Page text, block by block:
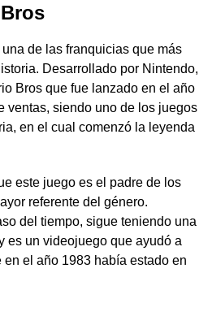
de las franquicias que más
Desarrollado por Nintendo,
Bros que fue lanzado en el año
ventas, siendo uno de los juegos
en el cual comenzó la leyenda
este juego es el padre de los
referente del género.
del tiempo, sigue teniendo una
es un videojuego que ayudó a
el año 1983 había estado en